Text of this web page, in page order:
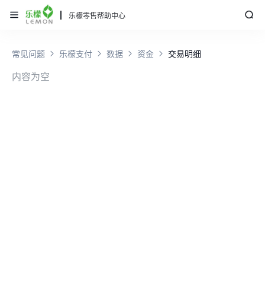
乐檬零售帮助中心
常见问题 乐檬支付 数据 资金 交易明细
内容为空